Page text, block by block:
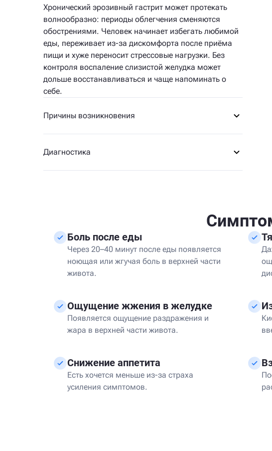
Хронический эрозивный гастрит может протекать
волнообразно: периоды облегчения сменяются
обострениями. Человек начинает избегать любимой
еды, переживает из-за дискомфорта после приёма
пищи и хуже переносит стрессовые нагрузки. Без
контроля воспаление слизистой желудка может
дольше восстанавливаться и чаще напоминать о
себе.
Причины возникновения
Диагностика
Боль после еды
Через 20–40 минут после еды появляется
ноющая или жгучая боль в верхней части
живота.
Ощущение жжения в желудке
Появляется ощущение раздражения и
жара в верхней части живота.
Снижение аппетита
Есть хочется меньше из-за страха
усиления симптомов.